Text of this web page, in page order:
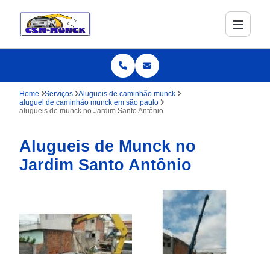
Home Serviços
Alugueis de caminhão munck
aluguel de caminhão munck em são paulo
alugueis de munck no Jardim Santo Antônio
Alugueis de Munck no
Jardim Santo Antônio